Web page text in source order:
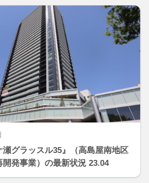
グラッスル35』（高島屋南地区
発事業）の最新状況 23.04